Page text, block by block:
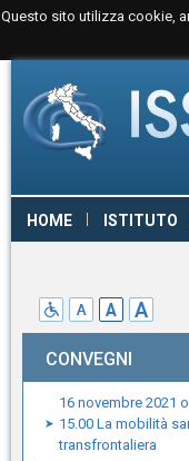
Questo sito utilizza cookie,
HOME ISTITUTO
CONVEGNI
16 novembre 2021
15.00 La mobilità
transfrontaliera